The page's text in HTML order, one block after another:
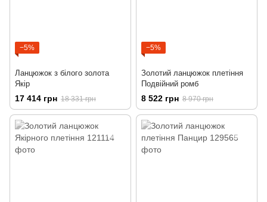
−5%
Ланцюжок з білого золота
Якір
17 414 грн 18 331 грн
−5%
Золотий ланцюжок плетіння
Подвійний ромб
8 522 грн 8 970 грн